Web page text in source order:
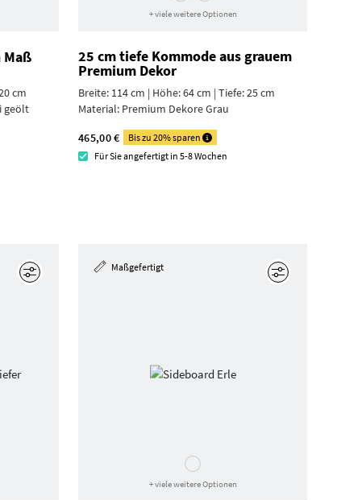
Maß
cm
geölt
+ viele weitere Optionen
25 cm tiefe Kommode aus grauem
Premium Dekor
Breite: 114 cm | Höhe: 64 cm | Tiefe: 25 cm
Material: Premium Dekore Grau
465,00 €
Bis zu 20% sparen
Für Sie angefertigt in 5-8 Wochen
Maßgefertigt
+ viele weitere Optionen